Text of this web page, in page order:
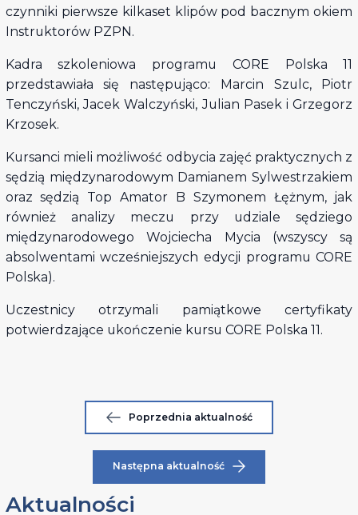
czynniki pierwsze kilkaset klipów pod bacznym okiem
Instruktorów PZPN.
Kadra szkoleniowa programu CORE Polska 11
przedstawiała się następująco: Marcin Szulc, Piotr
Tenczyński, Jacek Walczyński, Julian Pasek i Grzegorz
Krzosek.
Kursanci mieli możliwość odbycia zajęć praktycznych z
sędzią międzynarodowym Damianem Sylwestrzakiem
oraz sędzią Top Amator B Szymonem Łężnym, jak
również analizy meczu przy udziale sędziego
międzynarodowego Wojciecha Mycia (wszyscy są
absolwentami wcześniejszych edycji programu CORE
Polska).
Uczestnicy otrzymali pamiątkowe certyfikaty
potwierdzające ukończenie kursu CORE Polska 11.
Poprzednia aktualność
Następna aktualność
Aktualności